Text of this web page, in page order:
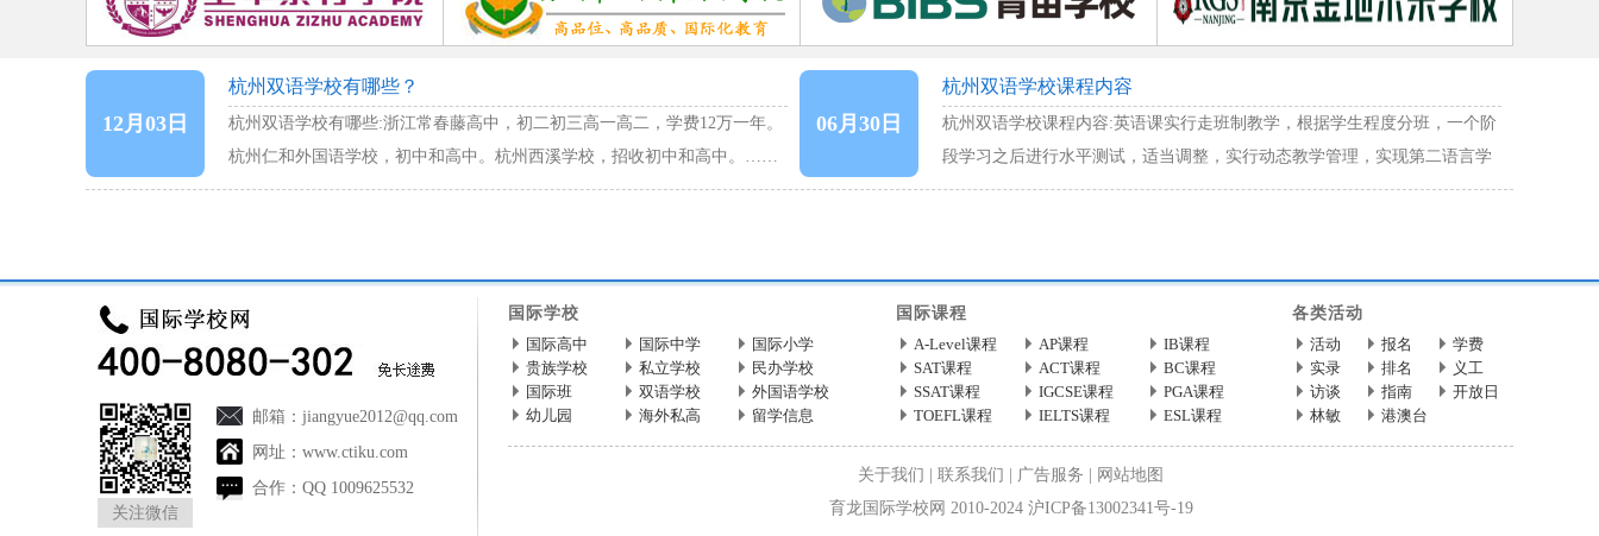
12月03日
杭州双语学校有哪些？
杭州双语学校有哪些:浙江常春藤高中，初二初三高一高二，学费12万一年。
杭州仁和外国语学校，初中和高中。杭州西溪学校，招收初中和高中。……
06月30日
杭州双语学校课程内容
杭州双语学校课程内容:英语课实行走班制教学，根据学生程度分班，一个阶
段学习之后进行水平测试，适当调整，实行动态教学管理，实现第二语言学
习的"私人定制"。……
关注微信
邮箱： jiangyue2012@qq.com
网址： www.ctiku.com
合作： QQ 1009625532
国际学校 国际课程
各类活动
国际高中
国际中学
国际小学
贵族学校
私立学校
民办学校
国际班
双语学校
外国语学校
幼儿园
海外私高 留学信息
A-Level课程 AP课程
IB课程
SAT课程
ACT课程
BC课程
SSAT课程
IGCSE课程
PGA课程
TOEFL课程
IELTS课程 ESL课程
活动 报名
学费
实录
排名
义工
访谈
指南
开放日
林敏
港澳台
关于我们 联系我们 广告服务
网站地图
育龙国际学校网 2010-2024 沪ICP备13002341号-19